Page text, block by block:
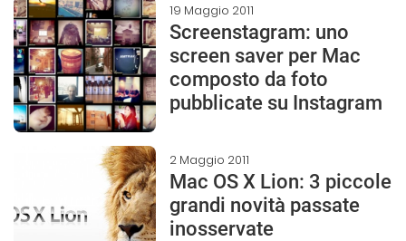
19 Maggio 2011
Screenstagram: uno
screen saver per Mac
composto da foto
pubblicate su Instagram
2 Maggio 2011
Mac OS X Lion: 3 piccole
grandi novità passate
inosservate